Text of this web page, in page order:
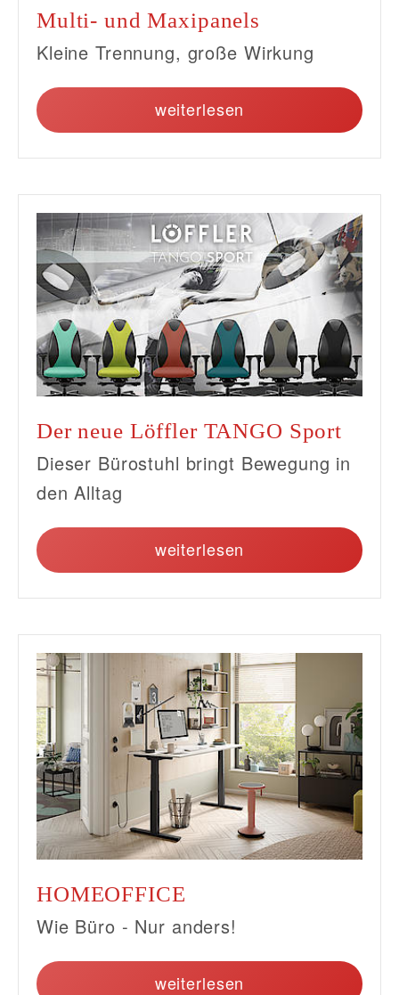
Multi- und Maxipanels
Kleine Trennung, große Wirkung
weiterlesen
Der neue Löffler TANGO Sport
Dieser Bürostuhl bringt Bewegung in
den Alltag
weiterlesen
HOMEOFFICE
Wie Büro - Nur anders!
weiterlesen